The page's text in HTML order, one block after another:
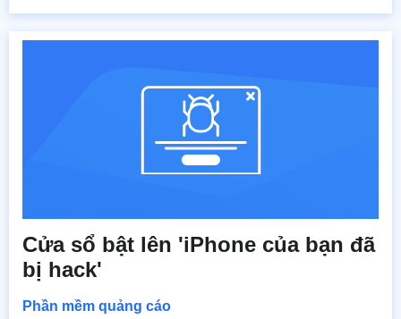
Cửa sổ bật lên 'iPhone của bạn đã
bị hack'
Phần mềm quảng cáo